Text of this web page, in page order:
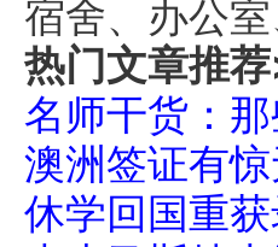
宿舍、办公
热门文章推
名师干货：
澳洲签证有
休学回国重